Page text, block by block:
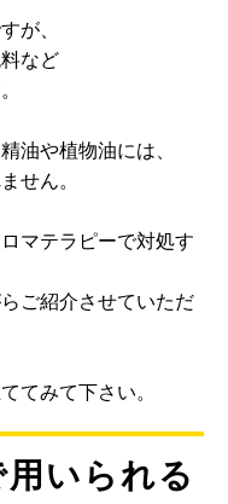
が、
など
油や植物油には、
せん。
マテラピーで対処す
ご紹介させていただ
てみて下さい。
いられる